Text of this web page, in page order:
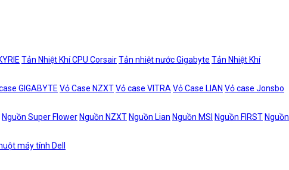
Tản Nhiệt Khí CPU CorsairTản nhiệt nước Gigabyte Tản Nhiệt Khí
GIGABYTE Vỏ Case NZXTVỏ case VITRA Vỏ Case LIAN Vỏ case Jonsbo
Nguồn Super Flower Nguồn NZXT Nguồn Lian Nguồn MSI Nguồn FIRST Nguồn
máy tính Dell